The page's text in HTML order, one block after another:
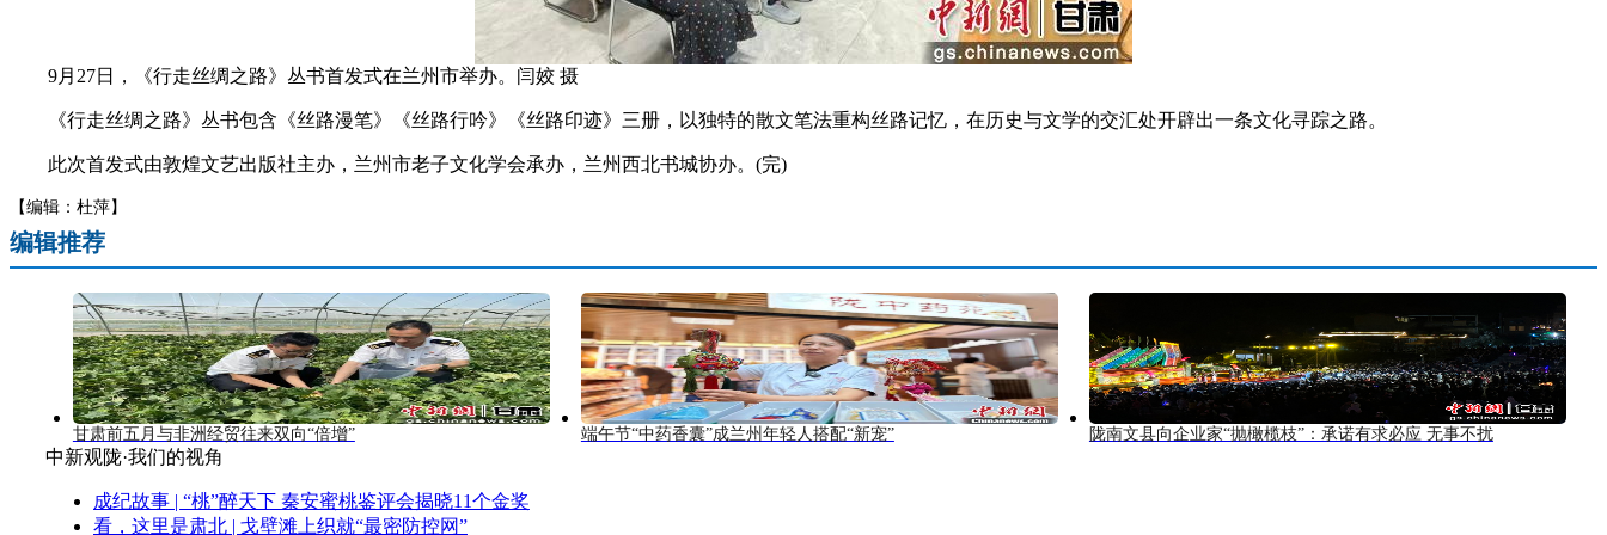
9月27日，《行走丝绸之路》丛书首发式在兰州市举办。闫姣 摄
《行走丝绸之路》丛书包含《丝路漫笔》《丝路行吟》《丝路印迹》三册，以独特的散文笔法重构丝路记忆，在历史与文学的交汇处开辟出一条文化寻踪之路。
此次首发式由敦煌文艺出版社主办，兰州市老子文化学会承办，兰州西北书城协办。(完)
【编辑：杜萍】
编辑推荐
甘肃前五月与非洲经贸往来双向“倍增” 端午节“中药香囊”成兰州年轻人搭配“新宠” 陇南文县向企业家“抛橄榄枝”：承诺有求必应 无事不扰
中新观陇·我们的视角
成纪故事 | “桃”醉天下 秦安蜜桃鉴评会揭晓11个金奖
看，这里是肃北 | 戈壁滩上织就“最密防控网”